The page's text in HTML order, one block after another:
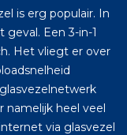
is erg populair. In
Een 3-in-1
Het vliegt er over
namelijk heel veel
via glasvezel